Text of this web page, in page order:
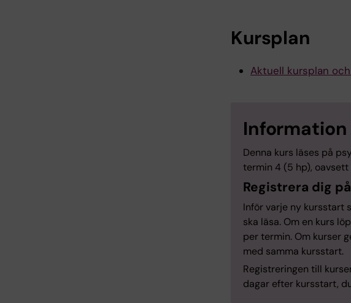
Kursplan
Aktuell kursplan
Information
Denna kurs läses på
termin 4 (5 hp),
Registrera dig
Inför varje ny kursstart
ska läsa. Om en kurs
per termin. Om kurser
med samma kursstart.
Registreringen till
dagar efter kursstart,